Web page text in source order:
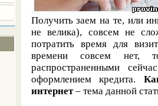
Получить заем на те, или
не велика), совсем не
потратить время для
времени совсем нет,
распространенными
оформлением кредита.
интернет– тема данной